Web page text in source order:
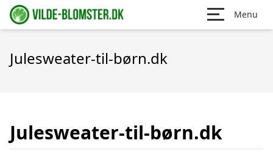
Menu
Julesweater-til-børn.dk
Julesweater-til-børn.dk